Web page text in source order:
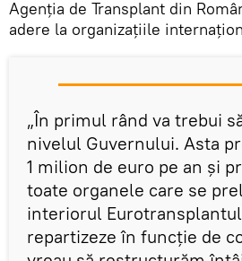
Agenţia de Transplant din
adere la organizaţiile
„În primul rând va trebui
nivelul Guvernului. Asta
1 milion de euro pe an şi
toate organele care se
interiorul
repartizeze în funcţie de